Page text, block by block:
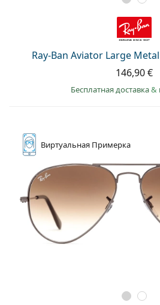
Ray-Ban Aviator Large
146,90 €
Бесплатная доставка&
Виртуальная Примерка